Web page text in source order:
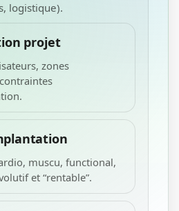
logistique).
projet
zones
muscu, functional,
et “rentable”.